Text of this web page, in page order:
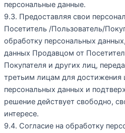
персональные данные.
9.3. Предоставляя свои
Посетитель /Пользователь/
обработку персональных
данных Продавцом от
Покупателя и других лиц,
третьим лицам для достижения
персональных данных и
решение действует свободно,
интересе.
9.4. Согласие на обработку